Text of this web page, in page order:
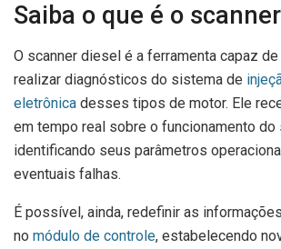
Saiba o que é o
O scanner diesel é a ferramenta capaz de
realizar diagnósticos do sistema de
eletrônica desses tipos de motor. Ele
em tempo real sobre o funcionamento do
identificando seus parâmetros
eventuais falhas.
É possível, ainda, redefinir as
no módulo de controle, estabelecendo